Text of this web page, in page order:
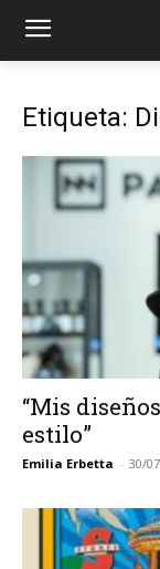
Etiqueta:
“Mis
estilo”
Emilia Erbetta - 30/